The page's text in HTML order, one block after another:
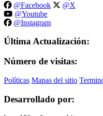
@Facebook
@X
@Youtube
@Instagram
Última Actualización:
Número de visitas:
Políticas Mapas del sitio
Desarrollado por: